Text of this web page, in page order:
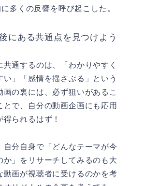
多くの反響を呼び起こした。
にある共通点を見つけよう
共通するのは、「わかりやすく
い」「感情を揺さぶる」という
画の裏には、必ず狙いがあるこ
とで、自分の動画企画にも応用
られるはず！
自分自身で「どんなテーマが今
か」をリサーチしてみるのも大
動画が視聴者に受けるのかを考